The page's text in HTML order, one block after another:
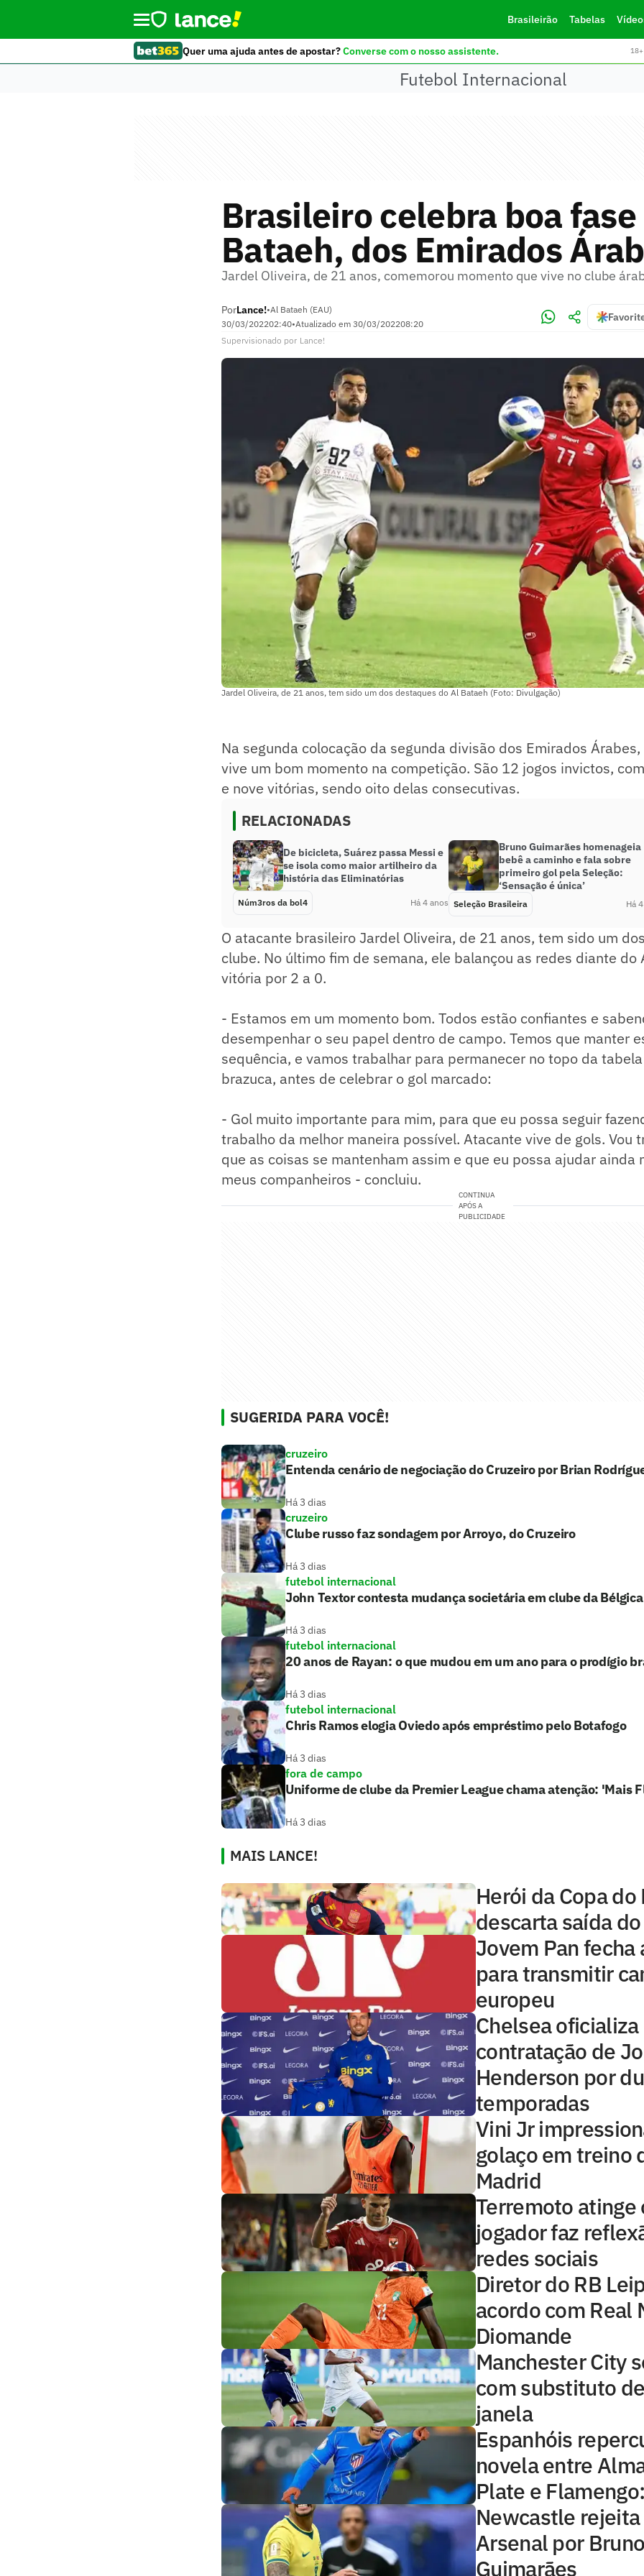
Brasileirão Tabelas
Quer uma ajuda antes de apostar?Converse com o nosso assistente.
Futebol Internacional
Brasileiro celebra boa
Bataeh, dos Emirados
Jardel Oliveira, de 21 anos, comemorou momento que vive no clube
PorLance!•Al Bataeh (EAU)
30/03/202202:40•Atualizado em 30/03/202208:20
Supervisionado por Lance!
Jardel Oliveira, de 21 anos, tem sido um dos destaques do Al Bataeh (Foto: Divulgação)
Na segunda colocação da segunda divisão dos Emirados
vive um bom momento na competição. São 12 jogos invictos,
e nove vitórias, sendo oito delas consecutivas.
RELACIONADAS
De bicicleta, Suárez passa Messi e
se isola como maior artilheiro da
história das Eliminatórias
Núm3ros da bol4 Há 4 anos
Bruno Guimarães homenageia
bebê a caminho e fala sobre
primeiro gol pela Seleção:
‘Sensação é única’
Seleção Brasileira Há
O atacante brasileiro Jardel Oliveira, de 21 anos, tem sido um
clube. No último fim de semana, ele balançou as redes diante do
vitória por 2 a 0.
- Estamos em um momento bom. Todos estão confiantes e
desempenhar o seu papel dentro de campo. Temos que manter
sequência, e vamos trabalhar para permanecer no topo da
brazuca, antes de celebrar o gol marcado:
- Gol muito importante para mim, para que eu possa seguir
trabalho da melhor maneira possível. Atacante vive de gols. Vou
que as coisas se mantenham assim e que eu possa ajudar ainda
meus companheiros - concluiu.
CONTINUA
APÓS A
PUBLICIDADE
SUGERIDA PARA VOCÊ!
cruzeiro
Entenda cenário de negociação do Cruzeiro por Brian
Há 3 dias
cruzeiro
Clube russo faz sondagem por Arroyo, do Cruzeiro
Há 3 dias
futebol internacional
John Textor contesta mudança societária em clube da Bélgica
Há 3 dias
futebol internacional
20 anos de Rayan: o que mudou em um ano para o prodígio
Há 3 dias
futebol internacional
Chris Ramos elogia Oviedo após empréstimo pelo Botafogo
Há 3 dias
fora de campo
Uniforme de clube da Premier League chama atenção: 'Mais
Há 3 dias
MAIS LANCE!
Herói da Copa
descarta saída
Jovem Pan fecha
para transmitir
europeu
Chelsea oficializa
contratação de
Henderson por
temporadas
Vini Jr
golaço em treino
Madrid
Terremoto atinge
jogador faz
redes sociais
Diretor do RB
acordo com Real
Diomande
Manchester City
com substituto
janela
Espanhóis
novela entre
Plate e
Newcastle
Arsenal por
Guimarães